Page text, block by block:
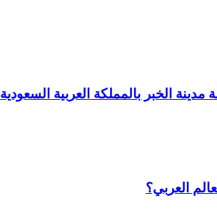
الخبر بالمملكة العربية السعودية
العربي؟